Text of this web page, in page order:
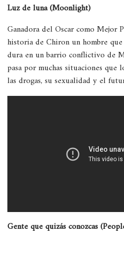
Luz de luna (Moonlight)
Ganadora del Oscar como Mejor
historia de Chiron un hombre
dura en un barrio conflictivo de
pasa por muchas situaciones que
las drogas, su sexualidad y el
Gente que quizás conozcas